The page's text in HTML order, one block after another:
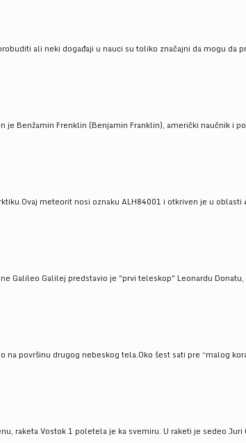
ali neki događaji u nauci su toliko značajni da mogu da
je Benžamin Frenklin (Benjamin Franklin), američki naučnik i
meteorit nosi oznaku ALH84001 i otkriven je u
Galileo Galilej predstavio je "prvi teleskop" Leonardu
površinu drugog nebeskog tela.Oko šest sati pre “malog
raketa Vostok 1 poletela je ka svemiru. U raketi je sedeo